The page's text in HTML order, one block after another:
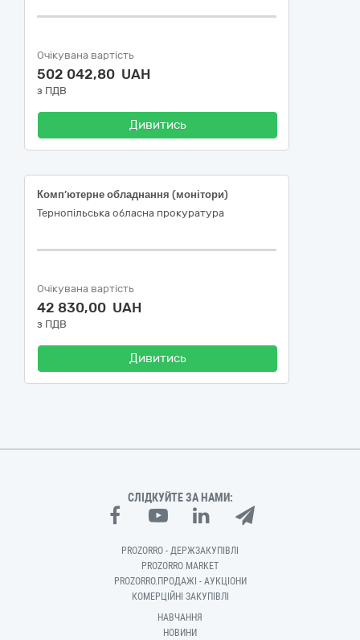
Очікувана вартість
502 042,80 UAH
з ПДВ
Дивитись
Комп’ютерне обладнання (монітори)
Тернопільська обласна прокуратура
Очікувана вартість
42 830,00 UAH
з ПДВ
Дивитись
СЛІДКУЙТЕ ЗА НАМИ:
PROZORRO - ДЕРЖЗАКУПІВЛІ
PROZORRO MARKET
PROZORRO.ПРОДАЖІ - АУКЦІОНИ
КОМЕРЦІЙНІ ЗАКУПІВЛІ
НАВЧАННЯ
НОВИНИ